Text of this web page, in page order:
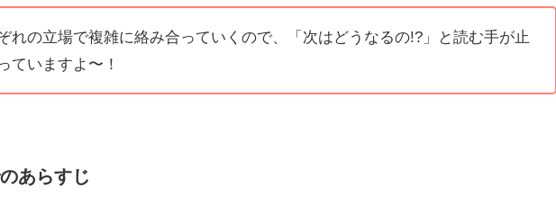
れの立場で複雑に絡み合っていくので、「次はどうなるの!?」と読む手が止
ていますよ〜！
あらすじ